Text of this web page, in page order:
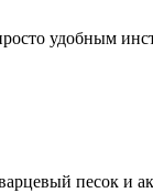
удобным
песок